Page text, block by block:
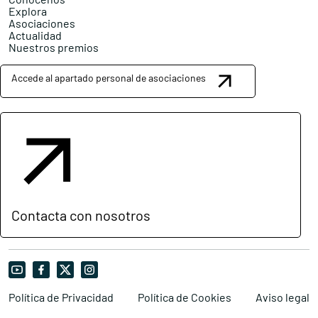
Explora
Asociaciones
Actualidad
Nuestros premios
Accede al apartado personal de asociaciones
Contacta con nosotros
Política de Privacidad Política de Cookies Aviso legal